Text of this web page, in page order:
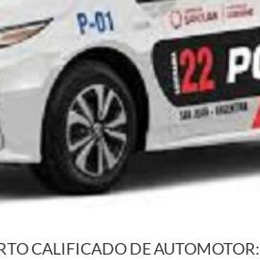
CALIFICADO DE